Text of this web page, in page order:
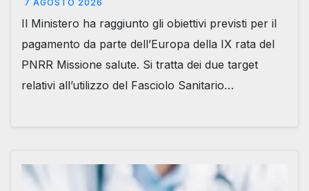
7 AGOSTO 2026
Il Ministero ha raggiunto gli obiettivi previsti per il
pagamento da parte dell’Europa della IX rata del
PNRR Missione salute. Si tratta dei due target
relativi all’utilizzo del Fasciolo Sanitario…